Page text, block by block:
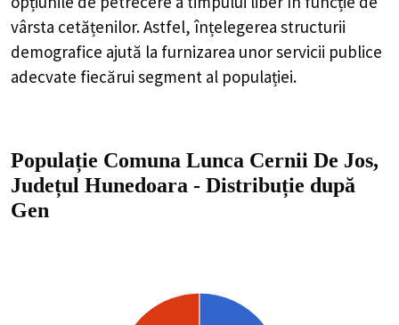
vârsta cetățenilor. Astfel, înțelegerea structurii
demografice ajută la furnizarea unor servicii publice
adecvate fiecărui segment al populației.
Populație Comuna Lunca Cernii De Jos,
Județul Hunedoara - Distribuție după
Gen